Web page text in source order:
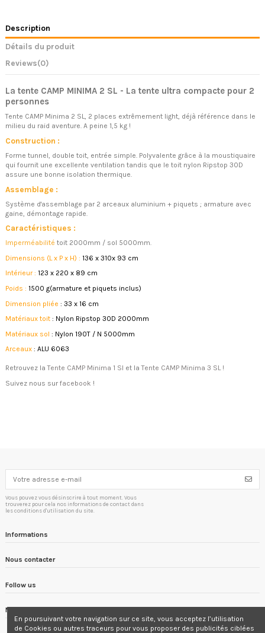
Description
Détails du produit
Reviews(0)
La tente CAMP MINIMA 2 SL - La tente ultra compacte pour 2
personnes
Tente CAMP Minima 2 SL, 2 places extrêmement light, déjà référence dans le
milieu du raid aventure. A peine 1,5 kg !
Construction :
Forme tunnel, double toit, entrée simple. Polyvalente grâce à la moustiquaire
qui fournit une excellente ventilation tandis que le toit nylon Ripstop 30D
assure une bonne isolation thermique.
Assemblage :
Système d'assemblage par 2 arceaux aluminium + piquets ; armature avec
gaine, démontage rapide.
Caractéristiques :
Imperméabilité toit 2000mm / sol 5000mm.
Dimensions (L x P x H) : 136 x 310x 93 cm
Intérieur : 123 x 220 x 89 cm
Poids : 1500 g(armature et piquets inclus)
Dimension pliée : 33 x 16 cm
Matériaux toit : Nylon Ripstop 30D 2000mm
Matériaux sol : Nylon 190T / N 5000mm
Arceaux : ALU 6063
Retrouvez laTente CAMP Minima 1 Sl et laTente CAMP Minima 3 SL !
Suivez nous sur facebook !
Vous pouvez vous désinscrire à tout moment. Vous
trouverez pour cela nos informations de contact dans
les conditions d'utilisation du site.
Informations
Nous contacter
Follow us
Newsletter
En poursuivant votre navigation sur ce site, vous acceptez l’utilisation
de Cookies ou autres traceurs pour vous proposer des publicités ciblées